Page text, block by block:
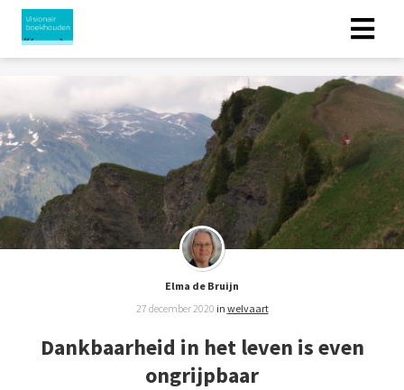
Elma de Bruijn
27 december 2020 in welvaart
Dankbaarheid in het leven is even
ongrijpbaar